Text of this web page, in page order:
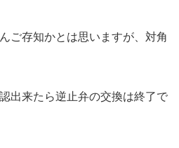
ご存知かとは思いますが、対角
出来たら逆止弁の交換は終了で